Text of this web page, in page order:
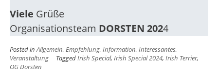
Viele Grüße
Organisationsteam DORSTEN 2024
Posted inAllgemein, Empfehlung, Information, Interessantes,
Veranstaltung
TaggedIrish Special, Irish Special 2024, Irish Terrier,
OG Dorsten